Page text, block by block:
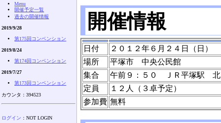
開催情報
日付
２０１２年６月２４日（日）
場所
平塚市 中央公民館
集合
午前９：５０ ＪＲ平塚駅 北
定員
１２人（３卓予定）
参加費 無料
Menu
開催予定一覧
過去の開催情報
2019/9/28
第175回コンベンション
2019/8/24
第174回コンベンション
2019/7/27
第173回コンベンション
カウンタ：394523
ログイン ：NOT LOGIN